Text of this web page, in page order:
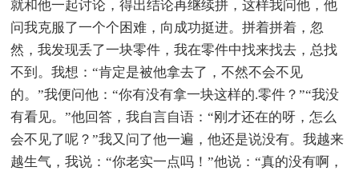
就和他一起讨论，得出结论再继续拼，这样我问他，他
问我克服了一个个困难，向成功挺进。拼着拼着，忽
然，我发现丢了一块零件，我在零件中找来找去，总找
不到。我想：“肯定是被他拿去了，不然不会不见
的。”我便问他：“你有没有拿一块这样的.零件？”“我没
有看见。”他回答，我自言自语：“刚才还在的呀，怎么
会不见了呢？”我又问了他一遍，他还是说没有。我越来
越生气，我说：“你老实一点吗！”他说：“真的没有啊，